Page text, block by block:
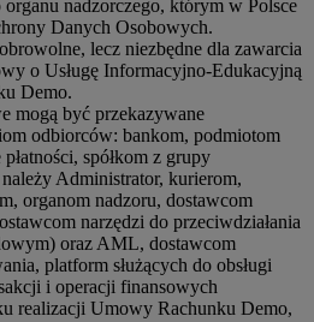
organu nadzorczego, którym w Polsce
Danych Osobowych.
lecz niezbędne dla zawarcia
o Usługę Informacyjno-Edukacyjną
Demo.
mogą być przekazywane
odbiorców: bankom, podmiotom
spółkom z grupy
Administrator, kurierom,
organom nadzoru, dostawcom
narzędzi do przeciwdziałania
oraz AML, dostawcom
platform służących do obsługi
i operacji finansowych
realizacji Umowy Rachunku Demo,